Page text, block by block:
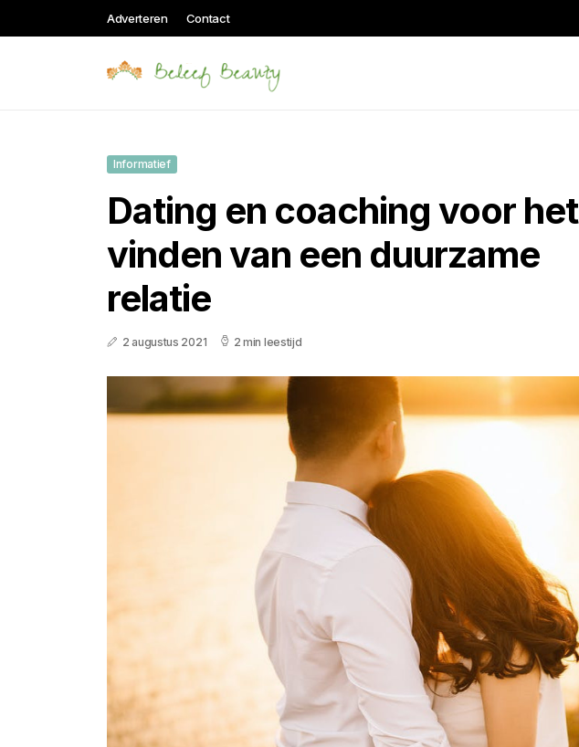
Adverteren Contact
Informatief
Dating en coaching voor het
vinden van een duurzame
relatie
2 augustus 2021 2 min leestijd